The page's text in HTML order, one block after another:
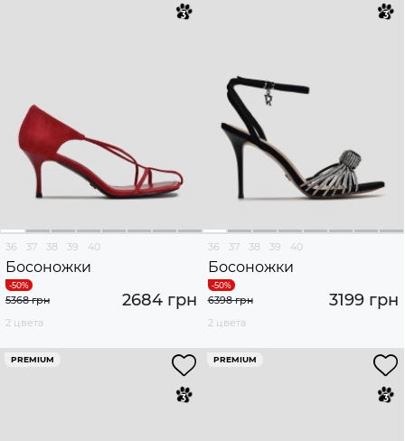
36 37 38 39 40
Босоножки
2684 грн
5368 грн
2 цвета
36 37 38 39 40
Босоножки
3199 грн
6398 грн
2 цвета
PREMIUM PREMIUM